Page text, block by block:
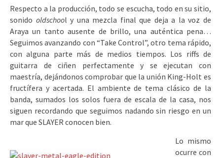
Respecto a la producción, todo se escucha, todo en su sitio,
sonido oldschool y una mezcla final que deja a la voz de
Araya un tanto ausente de brillo, una auténtica pena…
Seguimos avanzando con “Take Control”, otro tema rápido,
con alguna parte más de medios tiempos. Los riffs de
guitarra de ciñen perfectamente y se ejecutan con
maestría, dejándonos comprobar que la unión King-Holt es
fructífera y acertada. El ambiente de tema clásico de la
banda, sumados los solos fuera de escala de la casa, nos
siguen recordando que seguimos nadando sin riesgo en un
mar que SLAYER conocen bien.
Lo mismo
ocurre con